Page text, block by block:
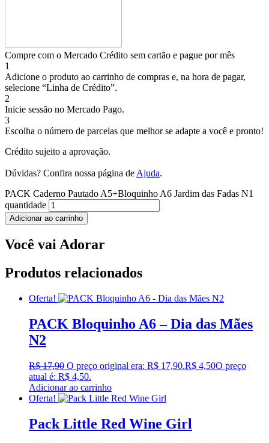
Compre com o Mercado Crédito sem cartão e pague por mês
1
Adicione o produto ao carrinho de compras e, na hora de pagar,
selecione “Linha de Crédito”.
2
Inicie sessão no Mercado Pago.
3
Escolha o número de parcelas que melhor se adapte a você e pronto!
Crédito sujeito a aprovação.
Dúvidas? Confira nossa página de Ajuda.
PACK Caderno Pautado A5+Bloquinho A6 Jardim das Fadas N1
quantidade
Adicionar ao carrinho
Você vai Adorar
Produtos relacionados
Oferta!
PACK Bloquinho A6 – Dia das Mães
N2
R$17,90 O preço original era: R$ 17,90.R$ 4,50O preço
atual é: R$ 4,50.
Adicionar ao carrinho
Oferta!
Pack Little Red Wine Girl